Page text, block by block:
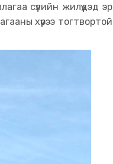
сүүлийн жилүүдэд
хүрээ